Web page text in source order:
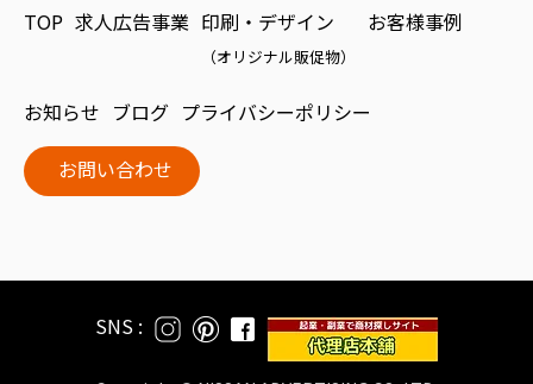
TOP 求人広告事業 印刷・デザイン
（オリジナル販促物）
お客様事例
お知らせ ブログ プライバシーポリシー
お問い合わせ
SNS :